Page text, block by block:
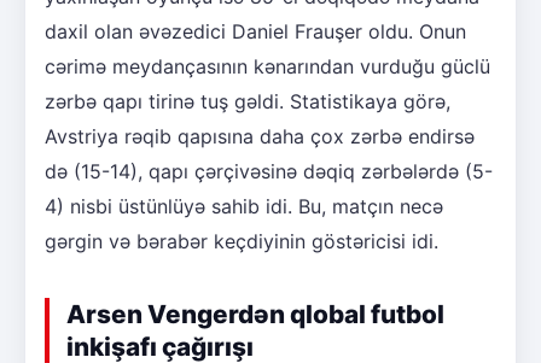
daxil olan əvəzedici Daniel Frauşer oldu. Onun
cərimə meydançasının kənarından vurduğu güclü
zərbə qapı tirinə tuş gəldi. Statistikaya görə,
Avstriya rəqib qapısına daha çox zərbə endirsə
də (15-14), qapı çərçivəsinə dəqiq zərbələrdə (5-
4) nisbi üstünlüyə sahib idi. Bu, matçın necə
gərgin və bərabər keçdiyinin göstəricisi idi.
Arsen Vengerdən qlobal futbol
inkişafı çağırışı